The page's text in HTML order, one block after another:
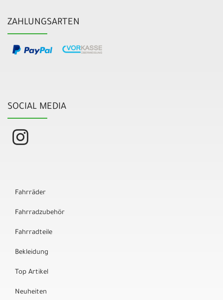
ZAHLUNGSARTEN
SOCIAL MEDIA
Fahrräder
Fahrradzubehör
Fahrradteile
Bekleidung
Top Artikel
Neuheiten